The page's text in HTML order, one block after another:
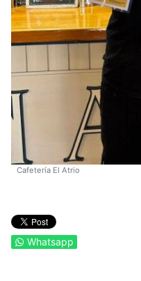
Cafetería El Atrio
Whatsapp